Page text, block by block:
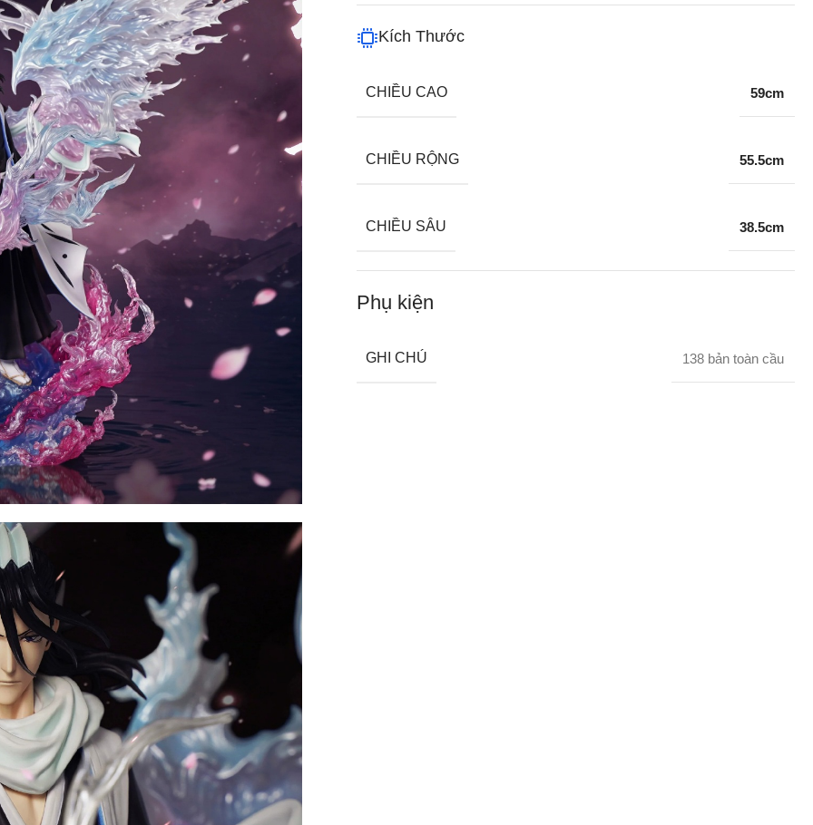
Kích Thước
CHIỀU CAO 59cm
CHIỀU RỘNG 55.5cm
CHIỀU SÂU 38.5cm
Phụ kiện
GHI CHÚ 138 bản toàn cầu